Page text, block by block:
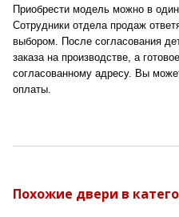
Приобрести модель можно в
Сотрудники отдела продаж
выбором. После согласования
заказа на производстве, а
согласованному адресу. Вы
оплаты.
Похожие двери в